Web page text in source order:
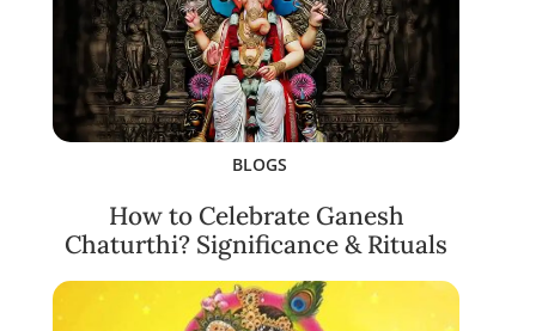
BLOGS
How to Celebrate Ganesh
Chaturthi? Significance & Rituals